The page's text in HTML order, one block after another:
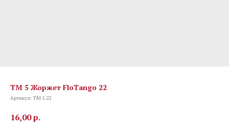
TM 5 Жоржет FloTango 22
Артикул:TM 5-22
16,00р.